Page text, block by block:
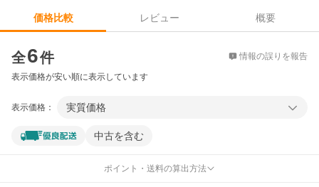
価格比較 レビュー
概要
全6件 情報の誤りを報告
表示価格が安い順に表示しています
表示価格： 実質価格
中古を含む
ポイント・送料の算出方法